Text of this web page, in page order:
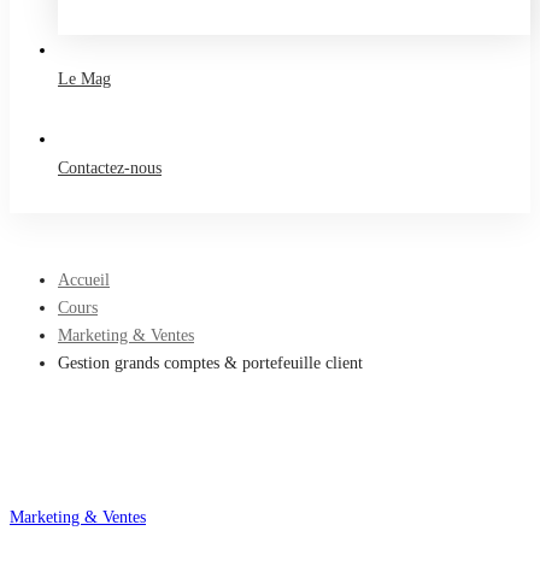
Le Mag
Contactez-nous
Accueil
Cours
Marketing & Ventes
Gestion grands comptes & portefeuille client
Marketing & Ventes